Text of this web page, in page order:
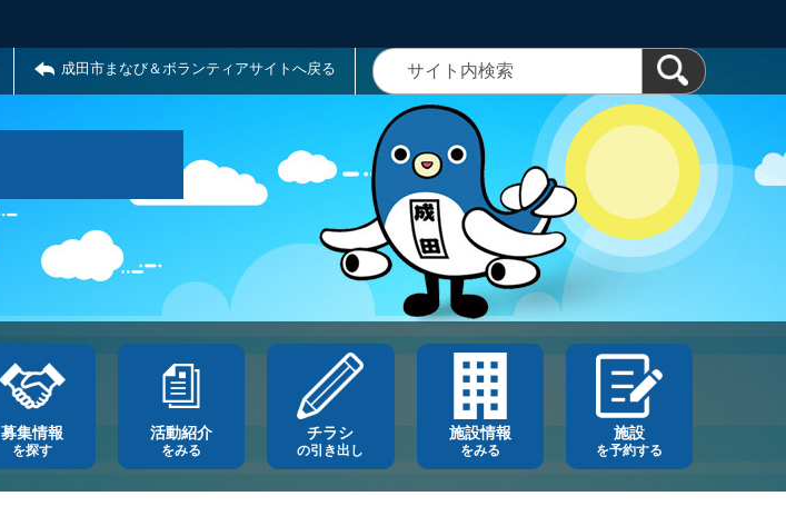
成田市まなび＆ボランティアサイトへ戻る
募集情報
を探す
活動紹介
をみる
チラシ
の引き出し
施設情報
をみる
施設
を予約する